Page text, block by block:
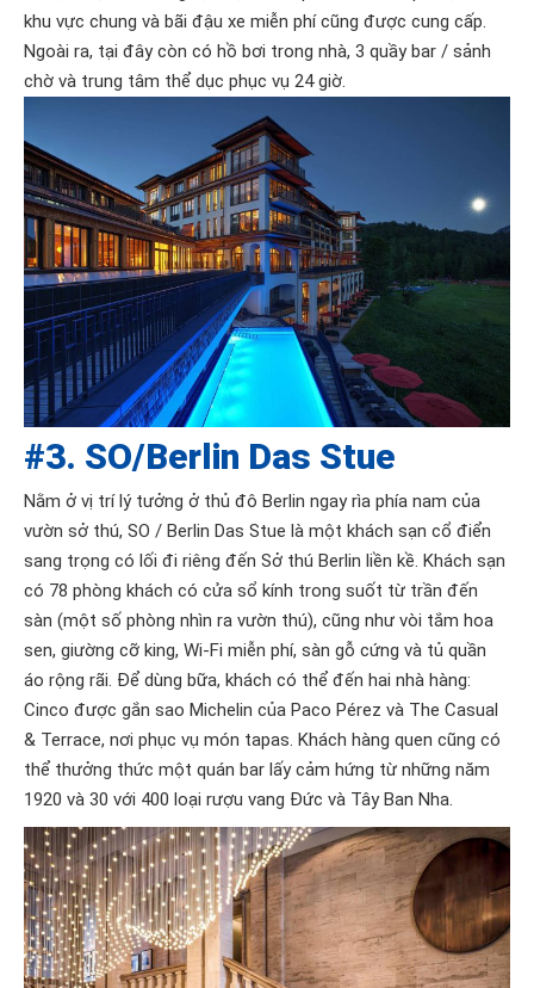
khu vực chung và bãi đậu xe miễn phí cũng được cung cấp.
Ngoài ra, tại đây còn có hồ bơi trong nhà, 3 quầy bar / sảnh
chờ và trung tâm thể dục phục vụ 24 giờ.
#3. SO/Berlin Das Stue
Nằm ở vị trí lý tưởng ở thủ đô Berlin ngay rìa phía nam của
vườn sở thú, SO / Berlin Das Stue là một khách sạn cổ điển
sang trọng có lối đi riêng đến Sở thú Berlin liền kề. Khách sạn
có 78 phòng khách có cửa sổ kính trong suốt từ trần đến
sàn (một số phòng nhìn ra vườn thú), cũng như vòi tắm hoa
sen, giường cỡ king, Wi-Fi miễn phí, sàn gỗ cứng và tủ quần
áo rộng rãi. Để dùng bữa, khách có thể đến hai nhà hàng:
Cinco được gắn sao Michelin của Paco Pérez và The Casual
& Terrace, nơi phục vụ món tapas. Khách hàng quen cũng có
thể thưởng thức một quán bar lấy cảm hứng từ những năm
1920 và 30 với 400 loại rượu vang Đức và Tây Ban Nha.